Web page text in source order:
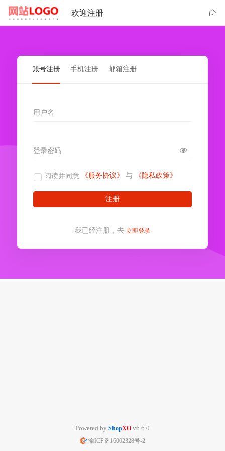
欢迎注册
账号注册 手机注册 邮箱注册
用户名
登录密码
阅读并同意 《服务协议》 与 《隐私政策》
注册
我已经注册，去 立即登录
Powered by ShopXO v6.6.0
渝ICP备16002328号-2